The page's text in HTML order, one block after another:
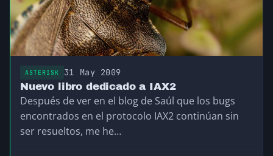
ASTERISK 31 May 2009
Nuevo libro dedicado a IAX2
Después de ver en el blog de Saúl que los bugs
encontrados en el protocolo IAX2 continúan sin
ser resueltos, me he…